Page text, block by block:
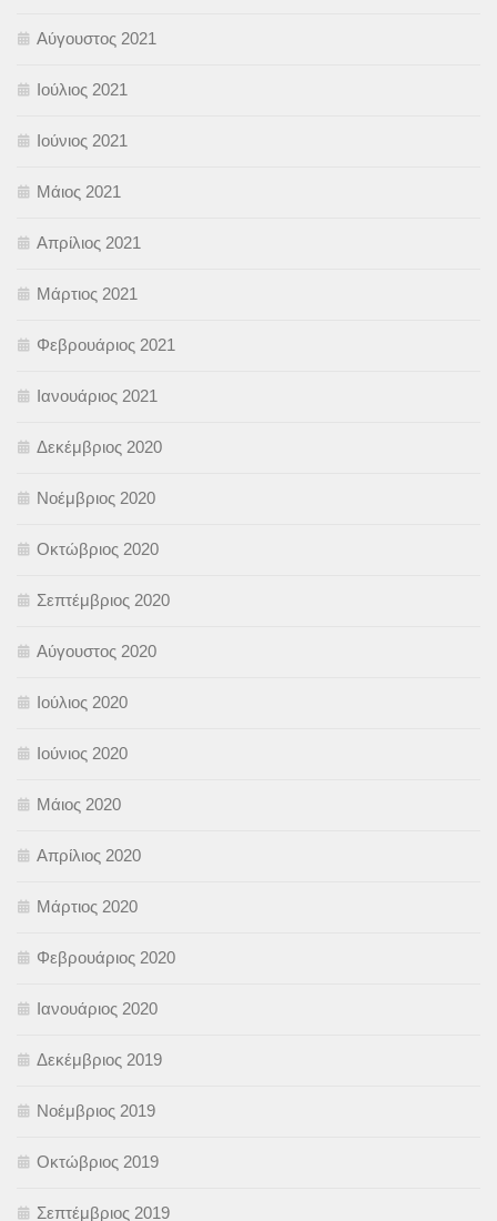
Αύγουστος 2021
Ιούλιος 2021
Ιούνιος 2021
Μάιος 2021
Απρίλιος 2021
Μάρτιος 2021
Φεβρουάριος 2021
Ιανουάριος 2021
Δεκέμβριος 2020
Νοέμβριος 2020
Οκτώβριος 2020
Σεπτέμβριος 2020
Αύγουστος 2020
Ιούλιος 2020
Ιούνιος 2020
Μάιος 2020
Απρίλιος 2020
Μάρτιος 2020
Φεβρουάριος 2020
Ιανουάριος 2020
Δεκέμβριος 2019
Νοέμβριος 2019
Οκτώβριος 2019
Σεπτέμβριος 2019